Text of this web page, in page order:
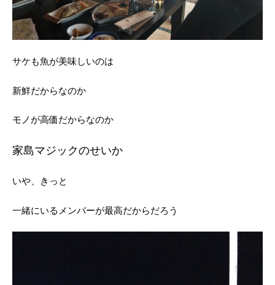
サケも魚が美味しいのは
新鮮だからなのか
モノが高価だからなのか
家島マジックのせいか
いや、きっと
一緒にいるメンバーが最高だからだろう